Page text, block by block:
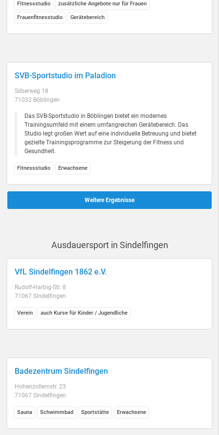
Fitnessstudio zusätzliche Angebote nur für Frauen
Frauenfitnesstudio Gerätebereich
SVB-Sportstudio im Paladion
Silberweg 18
71032 Böblingen
Das SVB-Sportstudio in Böblingen bietet ein modernes
Trainingsumfeld mit einem umfangreichen Gerätebereich. Das
Studio legt großen Wert auf eine individuelle Betreuung und bietet
gezielte Trainingsprogramme zur Steigerung der Fitness und
Gesundheit.
Fitnessstudio Erwachsene
Weitere Ergebnisse
Ausdauersport in Sindelfingen
VfL Sindelfingen 1862 e.V.
Rudolf-Harbig-Str. 8
71067 Sindelfingen
Verein auch Kurse für Kinder / Jugendliche
Badezentrum Sindelfingen
Hohenzollernstr. 23
71067 Sindelfingen
Sauna Schwimmbad Sportstätte Erwachsene